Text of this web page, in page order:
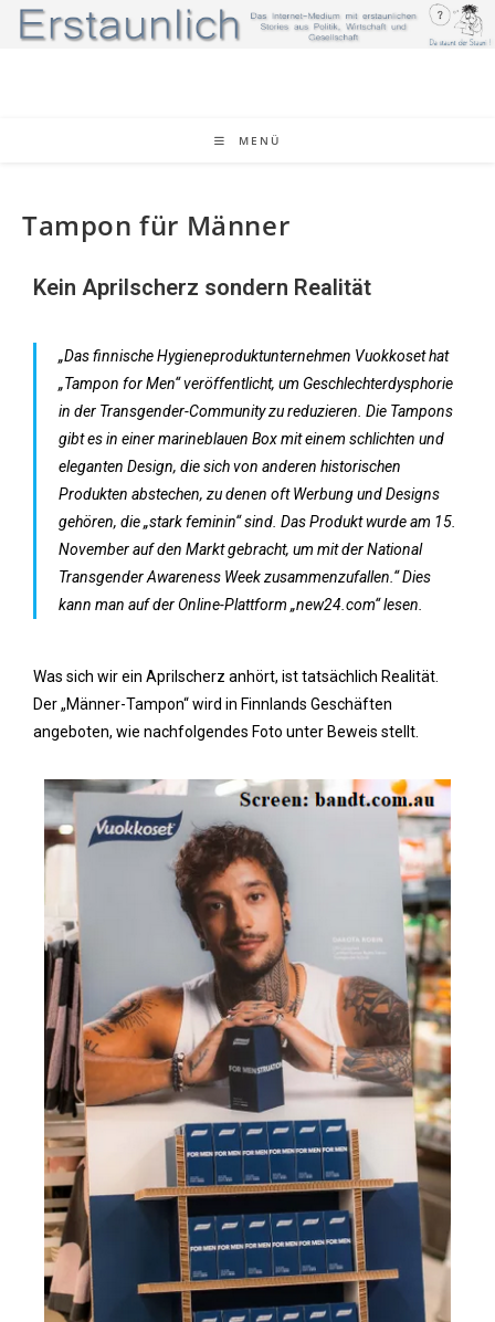
MENÜ
Tampon für Männer
Kein Aprilscherz sondern Realität
„Das finnische Hygieneproduktunternehmen Vuokkoset hat
„Tampon for Men“ veröffentlicht, um Geschlechterdysphorie
in der Transgender-Community zu reduzieren. Die Tampons
gibt es in einer marineblauen Box mit einem schlichten und
eleganten Design, die sich von anderen historischen
Produkten abstechen, zu denen oft Werbung und Designs
gehören, die „stark feminin“ sind. Das Produkt wurde am 15.
November auf den Markt gebracht, um mit der National
Transgender Awareness Week zusammenzufallen.“ Dies
kann man auf der Online-Plattform „new24.com“ lesen.
Was sich wir ein Aprilscherz anhört, ist tatsächlich Realität.
Der „Männer-Tampon“ wird in Finnlands Geschäften
angeboten, wie nachfolgendes Foto unter Beweis stellt.